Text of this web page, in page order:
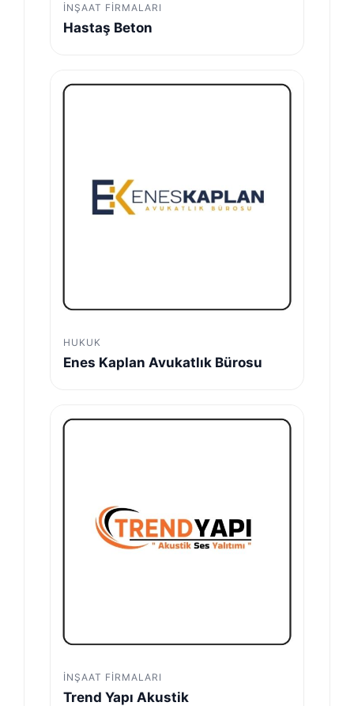
İNŞAAT FIRMALARI
Hastaş Beton
HUKUK
Enes Kaplan Avukatlık Bürosu
İNŞAAT FIRMALARI
Trend Yapı Akustik